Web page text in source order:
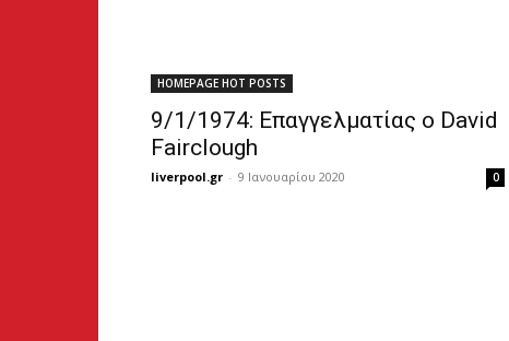
HOMEPAGE HOT POSTS
9/1/1974: Επαγγελματίας ο David
Fairclough
liverpool.gr - 9 Ιανουαρίου 2020 0